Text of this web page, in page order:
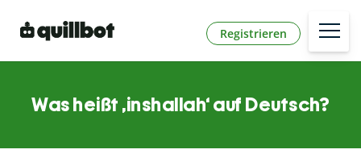
Registrieren
Was heißt ‚inshallah‘ auf Deutsch?